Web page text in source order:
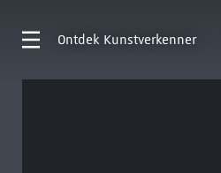
Ontdek Kunstverkenner